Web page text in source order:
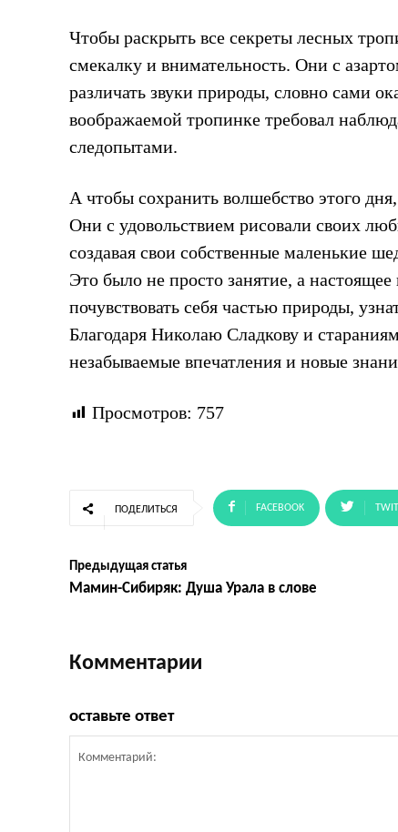
Чтобы раскрыть все секреты лесных
смекалку и внимательность. Они с
различать звуки природы, словно сами
воображаемой тропинке требовал
следопытами.
А чтобы сохранить волшебство этого
Они с удовольствием рисовали своих
создавая свои собственные маленькие
Это было не просто занятие, а
почувствовать себя частью природы,
Благодаря Николаю Сладкову и
незабываемые впечатления и новые
Просмотров: 757
ПОДЕЛИТЬСЯ FACEBOOK
Предыдущая статья
Мамин-Сибиряк: Душа Урала в слове
Комментарии
оставьте ответ